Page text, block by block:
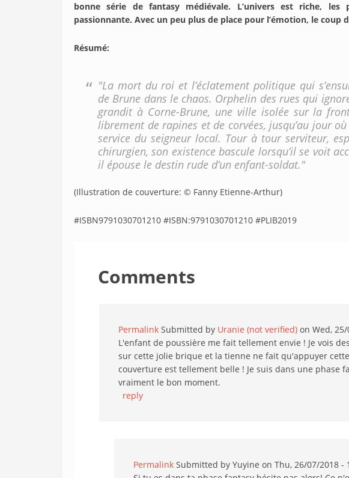
bonne série de fantasy médiévale. L’univers est riche, les
passionnante. Avec un peu plus de place pour l’émotion, le coup
Résumé:
"La mort du roi et l’éclatement politique qui
de Brune dans le chaos. Orphelin des rues qui
grandit à Corne-Brune, une ville isolée sur la
librement de rapines et de corvées, jusqu’au jour
service du seigneur local. Tour à tour serviteur,
chirurgien, son existence bascule lorsqu’il se voit
il épouse le destin rude d’un enfant-soldat."
(Illustration de couverture: © Fanny Etienne-Arthur)
#ISBN9791030701210 #ISBN:9791030701210 #PLIB2019
Comments
Permalink Submitted by Uranie (not verified) on Wed,
L'enfant de poussière me fait tellement envie ! Je vois
sur cette jolie brique et la tienne ne fait qu'appuyer
couverture est tellement belle ! Je suis dans une phase
vraiment le bon moment.
reply
Permalink Submitted by Yuyine on Thu, 26/07/2018 -